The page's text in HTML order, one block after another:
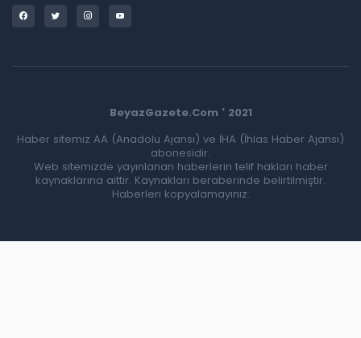
BeyazGazete.Com ' 2021
Haber sitemiz AA (Anadolu Ajansı) ve İHA (İhlas Haber Ajansı)
abonesidir.
Web sitemizde yayınlanan haberlerin telif hakları haber
kaynaklarına aittir. Kaynakları beraberinde belirtilmiştir.
Haberleri kopyalamayınız.